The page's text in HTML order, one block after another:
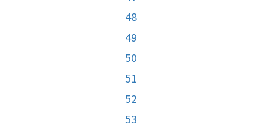
48
49
50
51
52
53